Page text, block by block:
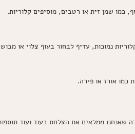
כמו שמן זית או רטבים, מוסיפים קלוריות.
נמוכות, עדיף לבחור בעוף צלוי או
כמו אורז או פירה.
שאנחנו ממלאים את הצלחת בעוד ועוד